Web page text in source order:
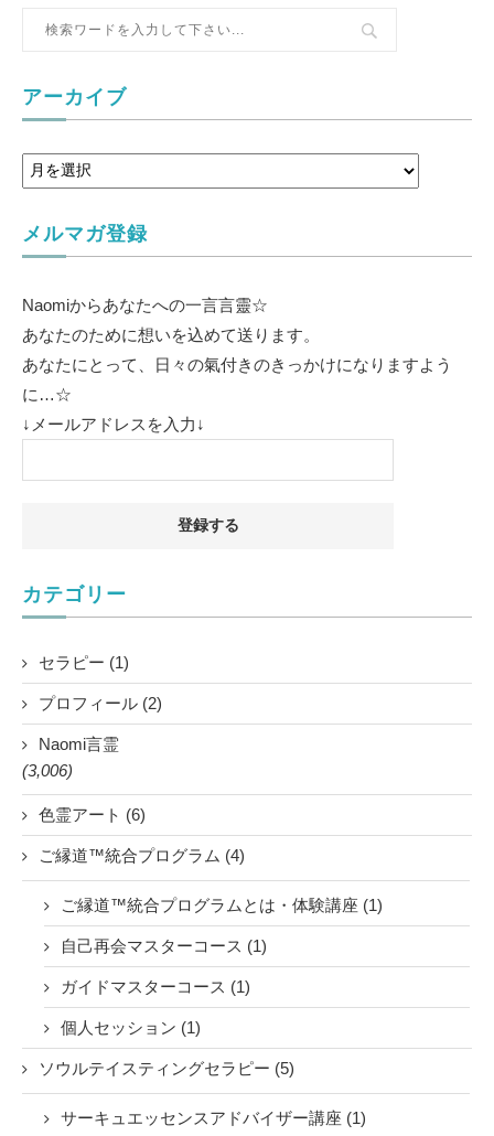
アーカイブ
メルマガ登録
Naomiからあなたへの一言言靈☆
あなたのために想いを込めて送ります。
あなたにとって、日々の氣付きのきっかけになりますよう
に…☆
↓メールアドレスを入力↓
カテゴリー
セラピー (1)
プロフィール (2)
Naomi言霊
(3,006)
色霊アート (6)
ご縁道™統合プログラム (4)
ご縁道™統合プログラムとは・体験講座 (1)
自己再会マスターコース (1)
ガイドマスターコース (1)
個人セッション (1)
ソウルテイスティングセラピー (5)
サーキュエッセンスアドバイザー講座 (1)